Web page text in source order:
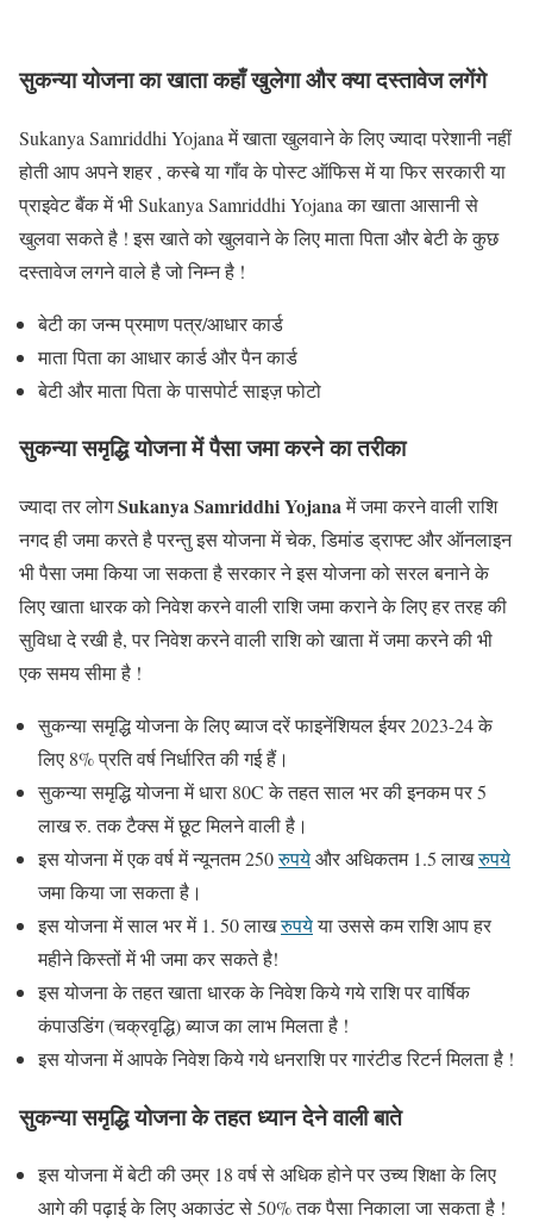
सुकन्या योजना का खाता कहाँ खुलेगा और क्या दस्तावेज लगेंगे
Sukanya Samriddhi Yojana में खाता खुलवाने के लिए ज्यादा परेशानी नहीं
होती आप अपने शहर , कस्बे या गाँव के पोस्ट ऑफिस में या फिर सरकारी या
प्राइवेट बैंक में भी Sukanya Samriddhi Yojana का खाता आसानी से
खुलवा सकते है ! इस खाते को खुलवाने के लिए माता पिता और बेटी के कुछ
दस्तावेज लगने वाले है जो निम्न है !
बेटी का जन्म प्रमाण पत्र/आधार कार्ड
माता पिता का आधार कार्ड और पैन कार्ड
बेटी और माता पिता के पासपोर्ट साइज़ फोटो
सुकन्या समृद्धि योजना में पैसा जमा करने का तरीका
ज्यादा तर लोगSukanya Samriddhi Yojanaमें जमा करने वाली राशि
नगद ही जमा करते है परन्तु इस योजना में चेक, डिमांड ड्राफ्ट और ऑनलाइन
भी पैसा जमा किया जा सकता है सरकार ने इस योजना को सरल बनाने के
लिए खाता धारक को निवेश करने वाली राशि जमा कराने के लिए हर तरह की
सुविधा दे रखी है, पर निवेश करने वाली राशि को खाता में जमा करने की भी
एक समय सीमा है !
सुकन्या समृद्धि योजना के लिए ब्याज दरें फाइनेंशियल ईयर 2023-24 के
लिए 8% प्रति वर्ष निर्धारित की गई हैं।
सुकन्या समृद्धि योजना में धारा 80C के तहत साल भर की इनकम पर 5
लाख रु. तक टैक्स में छूट मिलने वाली है।
इस योजना में एक वर्ष में न्यूनतम 250रुपयेऔर अधिकतम 1.5 लाखरुपये
जमा किया जा सकता है।
इस योजना में साल भर में 1. 50 लाखरुपयेया उससे कम राशि आप हर
महीने किस्तों में भी जमा कर सकते है!
इस योजना के तहत खाता धारक के निवेश किये गये राशि पर वार्षिक
कंपाउडिंग (चक्रवृद्धि) ब्याज का लाभ मिलता है !
इस योजना में आपके निवेश किये गये धनराशि पर गारंटीड रिटर्न मिलता है !
सुकन्या समृद्धि योजना के तहत ध्यान देने वाली बाते
इस योजना में बेटी की उम्र 18 वर्ष से अधिक होने पर उच्य शिक्षा के लिए
आगे की पढ़ाई के लिए अकाउंट से 50% तक पैसा निकाला जा सकता है !